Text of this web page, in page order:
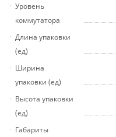
Уровень
коммутатора
Длина упаковки
(ед)
Ширина
упаковки (ед)
Высота упаковки
(ед)
Габариты